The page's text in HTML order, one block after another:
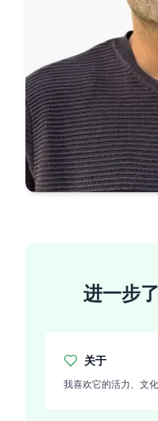
进一步
关于
我喜欢它的活力、文